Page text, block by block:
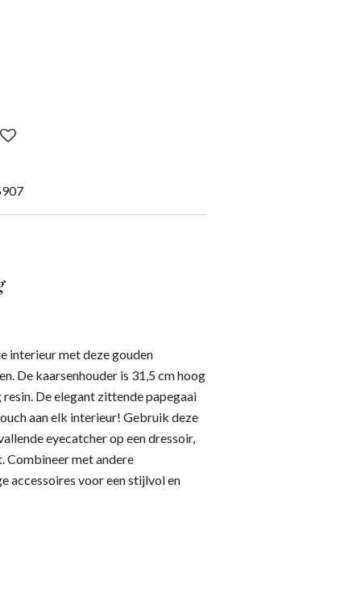
interieur met deze gouden
De kaarsenhouder is 31,5 cm hoog
De elegant zittende papegaai
aan elk interieur! Gebruik deze
eyecatcher op een dressoir,
Combineer met andere
accessoires voor een stijlvol en